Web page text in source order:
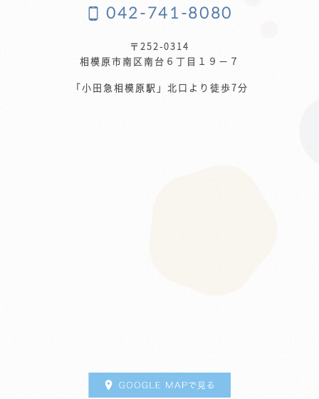
042-741-8080
〒252-0314
相模原市南区南台６丁目１９−７
「小田急相模原駅」北口より徒歩7分